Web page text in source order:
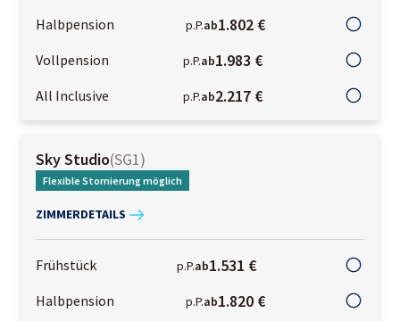
Halbpension p.P.ab1.802 €
Vollpension p.P.ab1.983 €
All Inclusive p.P.ab2.217 €
Sky Studio(SG1)
Flexible Stornierung möglich
ZIMMERDETAILS
Frühstück p.P.ab1.531 €
Halbpension p.P.ab1.820 €